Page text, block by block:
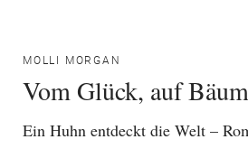
MOLLI MORGAN
Vom Glück, auf
Ein Huhn entdeckt die Welt –